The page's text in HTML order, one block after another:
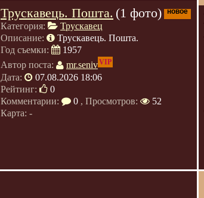
Трускавець. Пошта. (1 фото) новое
Категория:
Трускавец
Описание:
Трускавець. Пошта.
Год съемки:
1957
Автор поста:
mr.senivVIP
Дата:
07.08.2026 18:06
Рейтинг:
0
Комментарии:
0 , Просмотров:
52
Карта: -